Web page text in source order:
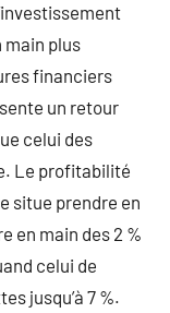
main plus
financiers
un retour
celui des
Le profitabilité
situe prendre en
en main des 2 %
celui de
jusqu’à 7 %.